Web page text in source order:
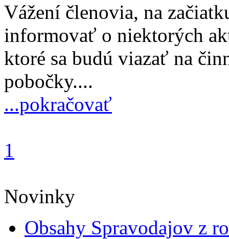
Vážení členovia, na
informovať o niektorých
ktoré sa budú viazať na
pobočky....
...pokračovať
1
Novinky
Obsahy Spravodajov z